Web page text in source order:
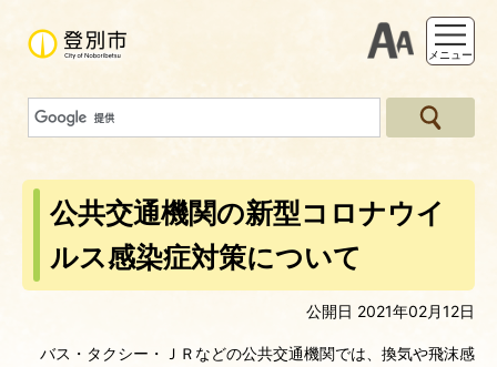
支援ツー
メニュー
公共交通機関の新型コロナウイ
ルス感染症対策について
公開日 2021年02月12日
バス・タクシー・ＪＲなどの公共交通機関では、換気や飛沫感